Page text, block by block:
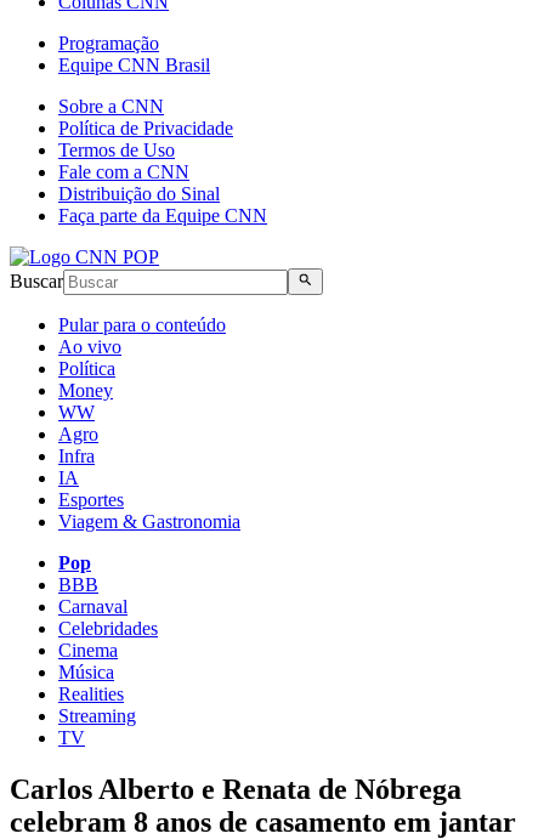
Programação
Equipe CNN Brasil
Sobre a CNN
Política de Privacidade
Termos de Uso
Fale com a CNN
Distribuição do Sinal
Faça parte da Equipe CNN
Buscar
Pular para o conteúdo
Ao vivo
Política
Money
WW
Agro
Infra
IA
Esportes
Viagem & Gastronomia
Pop
BBB
Carnaval
Celebridades
Cinema
Música
Realities
Streaming
TV
Carlos Alberto e Renata de Nóbrega
celebram 8 anos de casamento em jantar